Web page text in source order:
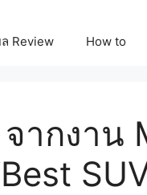
ล Review How to
ากงาน